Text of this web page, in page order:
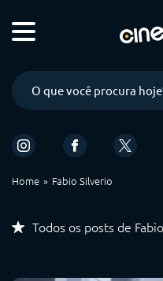
Home Fabio Silverio
Todos os posts de